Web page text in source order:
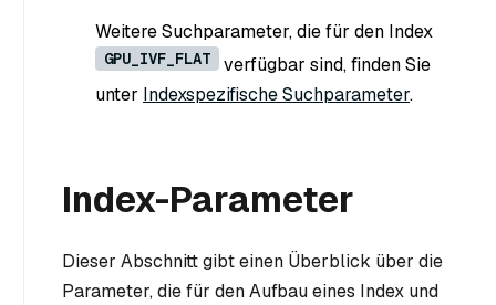
Weitere Suchparameter, die für den Index
GPU_IVF_FLAT
verfügbar sind, finden Sie
unter Indexspezifische Suchparameter.
Index-Parameter
Dieser Abschnitt gibt einen Überblick über die
Parameter, die für den Aufbau eines Index und